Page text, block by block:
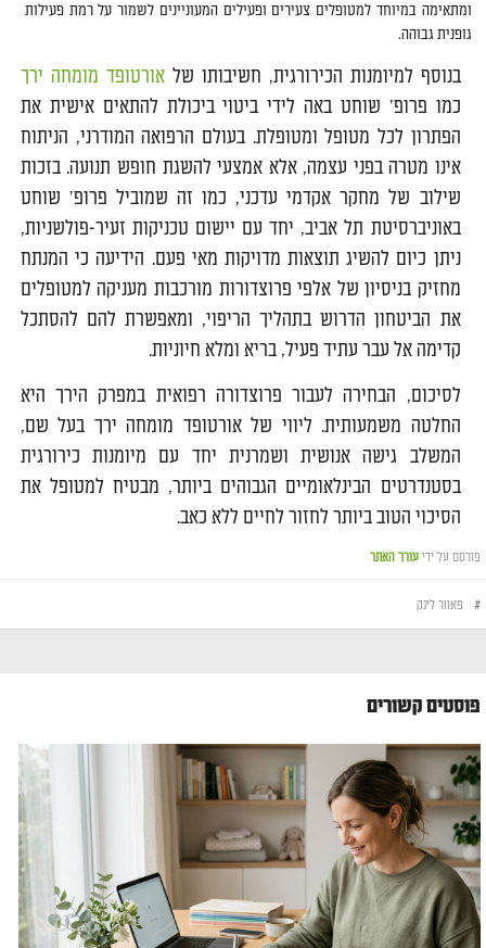
ומתאימה במיוחד למטופלים צעירים ופעילים המעוניינים לשמור על רמת פעילות
גופנית גבוהה.
בנוסף למיומנות הכירורגית, חשיבותו שלאורטופד מומחה ירך
כמו פרופ' שוחט באה לידי ביטוי ביכולת להתאים אישית את
הפתרון לכל מטופל ומטופלת. בעולם הרפואה המודרני, הניתוח
אינו מטרה בפני עצמה, אלא אמצעי להשגת חופש תנועה. בזכות
שילוב של מחקר אקדמי עדכני, כמו זה שמוביל פרופ' שוחט
באוניברסיטת תל אביב, יחד עם יישום טכניקות זעיר-פולשניות,
ניתן כיום להשיג תוצאות מדויקות מאי פעם. הידיעה כי המנתח
מחזיק בניסיון של אלפי פרוצדורות מורכבות מעניקה למטופלים
את הביטחון הדרוש בתהליך הריפוי, ומאפשרת להם להסתכל
קדימה אל עבר עתיד פעיל, בריא ומלא חיוניות.
לסיכום, הבחירה לעבור פרוצדורה רפואית במפרק הירך היא
החלטה משמעותית. ליווי של אורטופד מומחה ירך בעל שם,
המשלב גישה אנושית ושמרנית יחד עם מיומנות כירורגית
בסטנדרטים הבינלאומיים הגבוהים ביותר, מבטיח למטופל את
הסיכוי הטוב ביותר לחזור לחיים ללא כאב.
פורסם על ידי עורך האתר
# פאוור לינק
פוסטים קשורים